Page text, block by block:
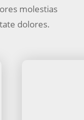
molestias
dolores.